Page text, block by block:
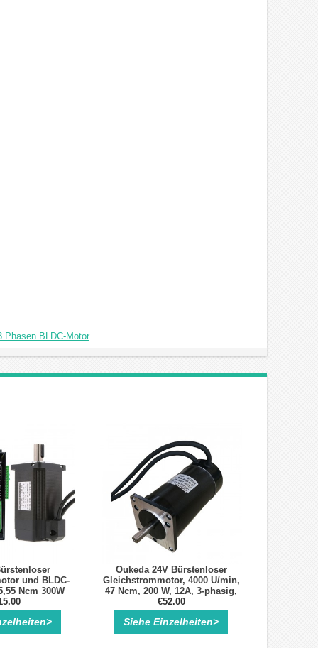
Phasen BLDC-Motor
und BLDC-
Ncm 300W
min Drehstrom
Oukeda 24V Bürstenloser
Gleichstrommotor, 4000 U/min,
47 Ncm, 200 W, 12A, 3-phasig,
57mm, BLDC-Motor
€52.00
Siehe Einzelheiten>